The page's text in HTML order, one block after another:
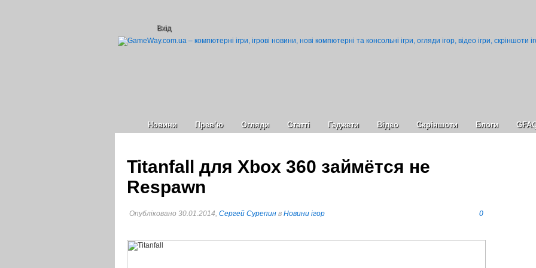
Вхід
Новини Прев’ю Огляди Статті Гаджети Відео Cкріншоти Блоги
Titanfall для Xbox 360 займётся не
Respawn
Опубліковано 30.01.2014, Сергей Сурепин в Новини ігор 0